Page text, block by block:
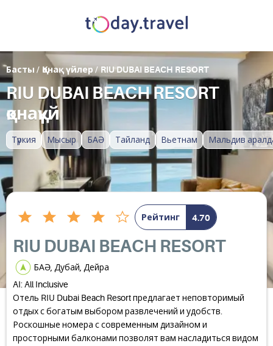
Түркия Мысыр БАӘ Тайланд Вьетнам Мальдив
Басты / Қонақ үйлер/ RIU DUBAI BEACH RESORT
RIU DUBAI BEACH RESORT
қонақүй
Рейтинг 4.70
RIU DUBAI BEACH RESORT
БАӘ, Дубай, Дейра
AI: All Inclusive
Отель RIU Dubai Beach Resort предлагает неповторимый
отдых с богатым выбором развлечений и удобств.
Роскошные номера с современным дизайном и
просторными балконами позволят вам насладиться видом